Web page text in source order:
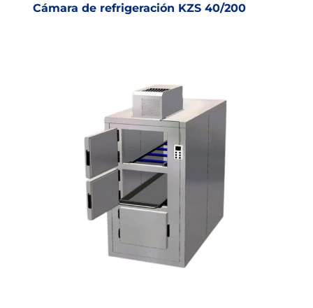
Cámara de refrigeración KZS 40/200